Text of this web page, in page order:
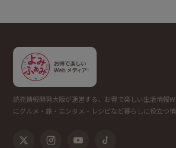
読売情報開発大阪が運営する、お得で楽しい生活情報
にグルメ・旅・エンタメ・レシピなど暮らしに役立つ情